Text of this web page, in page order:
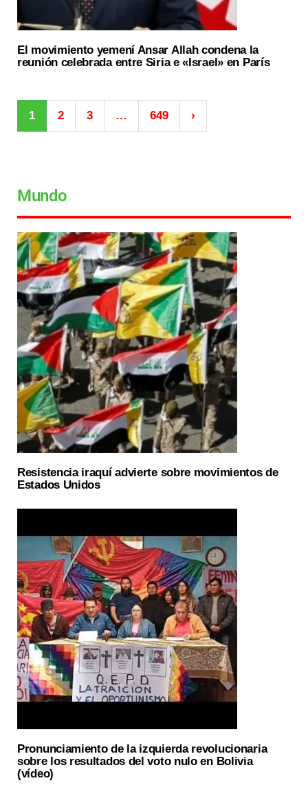
El movimiento yemení Ansar Allah condena la
reunión celebrada entre Siria e «Israel» en París
1 2 3 … 649 ›
Mundo
Resistencia iraquí advierte sobre movimientos de
Estados Unidos
Pronunciamiento de la izquierda revolucionaria
sobre los resultados del voto nulo en Bolivia
(vídeo)